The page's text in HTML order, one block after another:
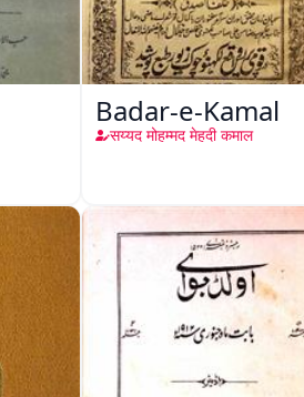
Badar-e-Kamal
सय्यद मोहम्मद मेहदी कमाल